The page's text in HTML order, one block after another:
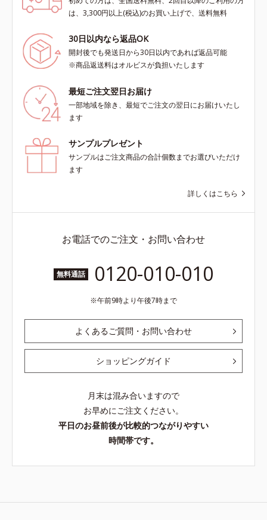
は、3,300円以上(税込)のお買い上げで、送料無料
30日以内なら返品OK
開封後でも発送日から30日以内であれば返品可能
※商品返送料はオルビスが負担いたします
最短ご注文翌日お届け
一部地域を除き、最短でご注文の翌日にお届けいたし
ます
サンプルプレゼント
サンプルはご注文商品の合計個数までお選びいただけ
ます
詳しくはこちら
お電話でのご注文・お問い合わせ
無料通話 0120-010-010
午前9時より午後7時まで
よくあるご質問・お問い合わせ
ショッピングガイド
月末は混み合いますので
お早めにご注文ください。
平日のお昼前後が比較的つながりやすい
時間帯です。